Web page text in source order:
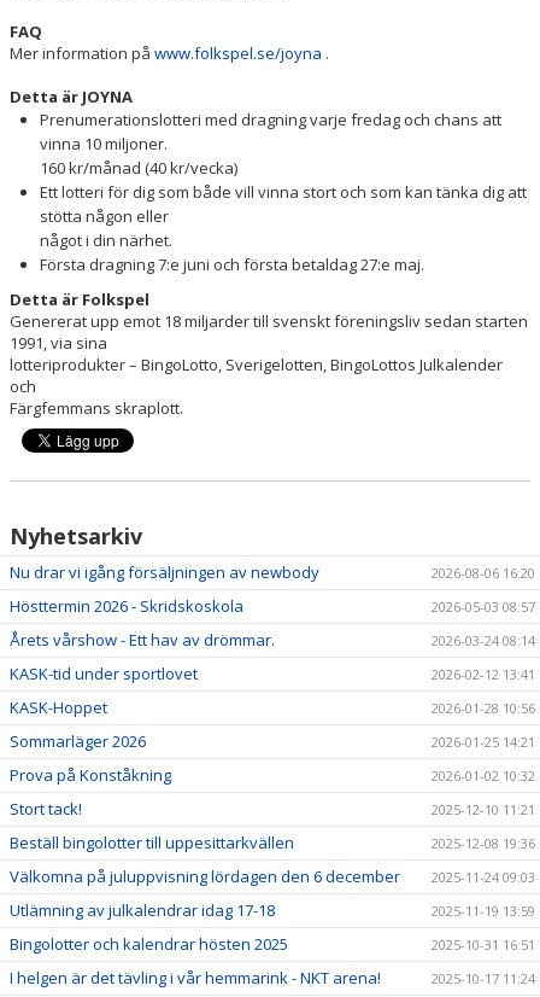
FAQ
Mer information på www.folkspel.se/joyna .
Detta är JOYNA
Prenumerationslotteri med dragning varje fredag och chans att
vinna 10 miljoner.
160 kr/månad (40 kr/vecka)
Ett lotteri för dig som både vill vinna stort och som kan tänka dig att
stötta någon eller
något i din närhet.
Första dragning 7:e juni och första betaldag 27:e maj.
Detta är Folkspel
Genererat upp emot 18 miljarder till svenskt föreningsliv sedan starten
1991, via sina
lotteriprodukter – BingoLotto, Sverigelotten, BingoLottos Julkalender
och
Färgfemmans skraplott.
Nyhetsarkiv
Nu drar vi igång försäljningen av newbody 2026-08-06 16:20
Hösttermin 2026 - Skridskoskola 2026-05-03 08:57
Årets vårshow - Ett hav av drömmar. 2026-03-24 08:14
KASK-tid under sportlovet 2026-02-12 13:41
KASK-Hoppet 2026-01-28 10:56
Sommarläger 2026 2026-01-25 14:21
Prova på Konståkning 2026-01-02 10:32
Stort tack! 2025-12-10 11:21
Beställ bingolotter till uppesittarkvällen 2025-12-08 19:36
Välkomna på juluppvisning lördagen den 6 december 2025-11-24 09:03
Utlämning av julkalendrar idag 17-18 2025-11-19 13:59
Bingolotter och kalendrar hösten 2025 2025-10-31 16:51
I helgen är det tävling i vår hemmarink - NKT arena! 2025-10-17 11:24